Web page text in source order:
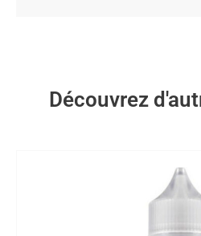
Découvrez